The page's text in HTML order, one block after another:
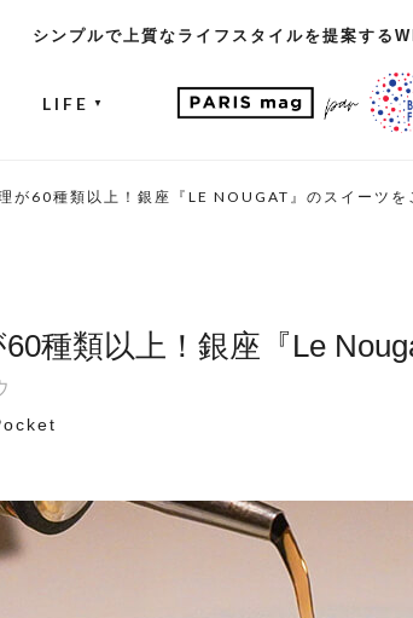
シンプルで上質なライフスタイルを提案する
LIFE ▼
が60種類以上！銀座『LE NOUGAT』のスイーツを
種類以上！銀座『Le